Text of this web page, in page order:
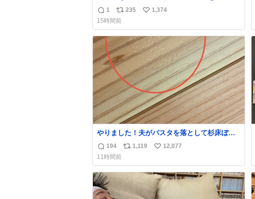
Mujicaの世界観が壊れてしまいますわ()
返
信
数
1
リ
ポ
ス
ト
数
235
い
ね
数
1,374
15時間前
やりました！夫がパスタを落として杉床ぼこ
ぼこしました！よかったーーー！ファースト
ぼこぼこ自分じゃなくて！これで第二波いつ
でもいけます！！！✌️いやーほっとした！ 杉
床を採用しようとしている方々へ忠告です。
杉床は乾燥パスタに負けます。豆腐くらいや
わやわです。
返
信
数
194
リ
ス
ト
数
1,119
い
ね
数
12,077
11時間前